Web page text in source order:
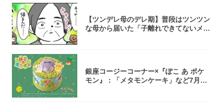
【ツンデレ母のデレ期】普段はツンツン
な母から届いた「子離れできてないメー
銀座コージーコーナー×『ぽこ あ ポケ
モン』：「メタモンケーキ」など7月31